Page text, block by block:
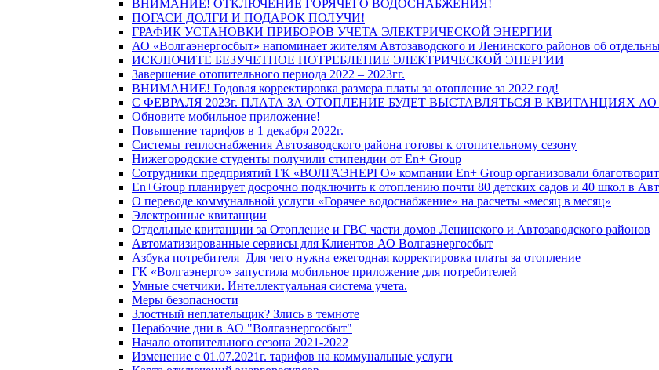
ВНИМАНИЕ! ОТКЛЮЧЕНИЕ ГОРЯЧЕГО ВОДОСНАБЖЕНИЯ!
ПОГАСИ ДОЛГИ И ПОДАРОК ПОЛУЧИ!
ГРАФИК УСТАНОВКИ ПРИБОРОВ УЧЕТА ЭЛЕКТРИЧЕСКОЙ ЭНЕРГИИ
АО «Волгаэнергосбыт» напоминает жителям Автозаводского и Ленинского районов об
ИСКЛЮЧИТЕ БЕЗУЧЕТНОЕ ПОТРЕБЛЕНИЕ ЭЛЕКТРИЧЕСКОЙ ЭНЕРГИИ
Завершение отопительного периода 2022 – 2023гг.
ВНИМАНИЕ! Годовая корректировка размера платы за отопление за 2022 год!
С ФЕВРАЛЯ 2023г. ПЛАТА ЗА ОТОПЛЕНИЕ БУДЕТ ВЫСТАВЛЯТЬСЯ В КВИТАНЦИЯХ
Обновите мобильное приложение!
Повышение тарифов в 1 декабря 2022г.
Системы теплоснабжения Автозаводского района готовы к отопительному сезону
Нижегородские студенты получили стипендии от En+ Group
Сотрудники предприятий ГК «ВОЛГАЭНЕРГО» компании En+ Group организовали
En+Group планирует досрочно подключить к отоплению почти 80 детских садов и 40 школ в
О переводе коммунальной услуги «Горячее водоснабжение» на расчеты «месяц в месяц»
Электронные квитанции
Отдельные квитанции за Отопление и ГВС части домов Ленинского и Автозаводского районов
Автоматизированные сервисы для Клиентов АО Волгаэнергосбыт
Азбука потребителя_Для чего нужна ежегодная корректировка платы за отопление
ГК «Волгаэнерго» запустила мобильное приложение для потребителей
Умные счетчики. Интеллектуальная система учета.
Меры безопасности
Злостный неплательщик? Злись в темноте
Нерабочие дни в АО "Волгаэнергосбыт"
Начало отопительного сезона 2021-2022
Изменение с 01.07.2021г. тарифов на коммунальные услуги